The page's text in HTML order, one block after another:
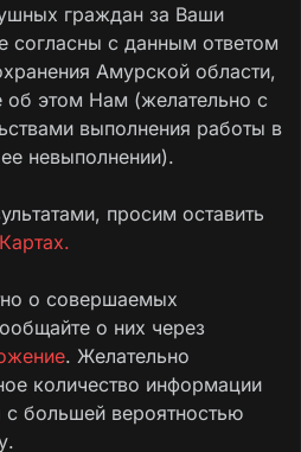
граждан за Ваши
согласны с данным ответом
Амурской области,
об этом Нам (желательно с
выполнения работы в
невыполнении).
просим оставить
о совершаемых
о них через
. Желательно
количество информации
большей вероятностью